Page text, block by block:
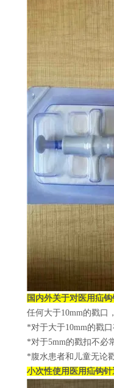
国内外关于对医用疝钩
任何大于10mm的戳口
*对于大于10mm的戳
*对于5mm的戳扣不必
*腹水患者和儿童无论
小次性使用医用疝钩